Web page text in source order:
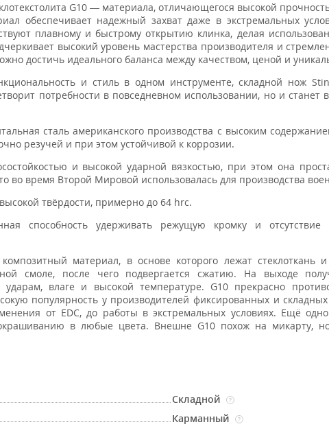
G10 — материала, отличающегося высокой
обеспечивает надежный захват даже в экстремальных
плавному и быстрому открытию клинка, делая
высокий уровень мастерства производителя и
достичь идеального баланса между качеством, ценой и
и стиль в одном инструменте, складной нож
потребности в повседневном использовании, но и станет
сталь американского производства с высоким
резучей и при этом устойчивой к коррозии.
и высокой ударной вязкостью, при этом она
во время Второй Мировой использовалась для производства
твёрдости, примерно до 64 hrc.
способность удерживать режущую кромку и отсутствие
материал, в основе которого лежат стеклоткань
смоле, после чего подвергается сжатию. На выходе
влаге и высокой температуре. G10 прекрасно
популярность у производителей фиксированных и
от EDC, до работы в экстремальных условиях. Ещё
окрашиванию в любые цвета. Внешне G10 похож на микарту,
Складной ?
Карманный ?